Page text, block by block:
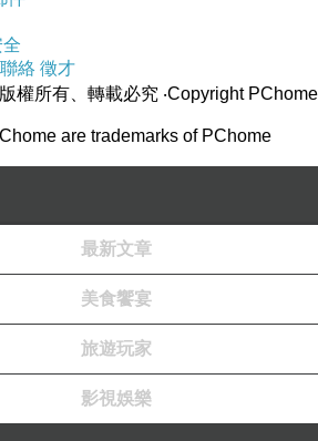
絡 徵才
權所有、轉載必究 ‧Copyright PChome
are trademarks of PChome
最新文章
美食饗宴
旅遊玩家
影視娛樂